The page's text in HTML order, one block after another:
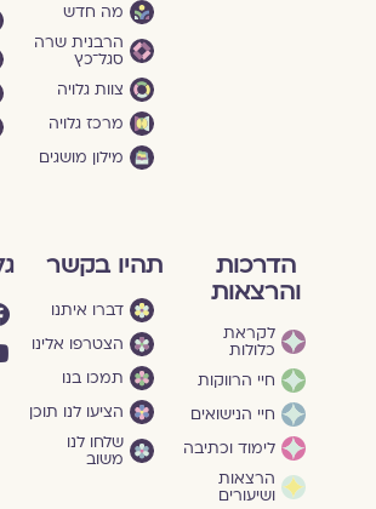
מה חדש
הרבנית שרה
סגל־כץ
צוות גלויה
מרכז גלויה
מילון מושגים
הדרכות
והרצאות
לקראת
כלולות
חיי הרווקות
חיי הנישואים
לימוד וכתיבה
הרצאות
ושיעורים
תהיו בקשר
דברו איתנו
הצטרפו אלינו
תמכו בנו
הציעו לנו תוכן
שלחו לנו
משוב